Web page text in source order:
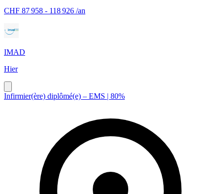
CHF 87 958 - 118 926 /an
IMAD
Hier
Infirmier(ère) diplômé(e) – EMS | 80%